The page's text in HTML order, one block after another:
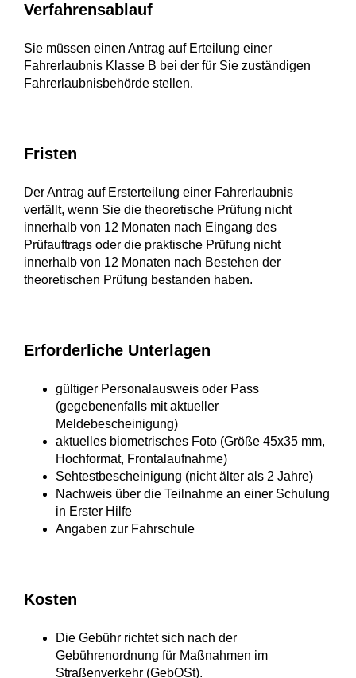
Verfahrensablauf
Sie müssen einen Antrag auf Erteilung einer
Fahrerlaubnis Klasse B bei der für Sie zuständigen
Fahrerlaubnisbehörde stellen.
Fristen
Der Antrag auf Ersterteilung einer Fahrerlaubnis
verfällt, wenn Sie die theoretische Prüfung nicht
innerhalb von 12 Monaten nach Eingang des
Prüfauftrags oder die praktische Prüfung nicht
innerhalb von 12 Monaten nach Bestehen der
theoretischen Prüfung bestanden haben.
Erforderliche Unterlagen
gültiger Personalausweis oder Pass
(gegebenenfalls mit aktueller
Meldebescheinigung)
aktuelles biometrisches Foto (Größe 45x35 mm,
Hochformat, Frontalaufnahme)
Sehtestbescheinigung (nicht älter als 2 Jahre)
Nachweis über die Teilnahme an einer Schulung
in Erster Hilfe
Angaben zur Fahrschule
Kosten
Die Gebühr richtet sich nach der
Gebührenordnung für Maßnahmen im
Straßenverkehr (GebOSt).